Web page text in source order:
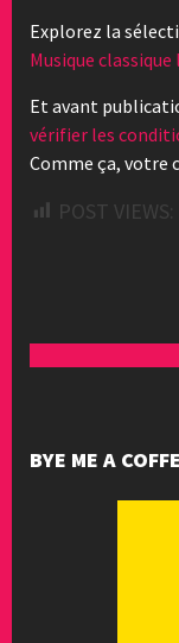
Explorez la
Musique
Et avant
vérifier les
Comme ça, votre
POST VIEWS:
BYE ME A